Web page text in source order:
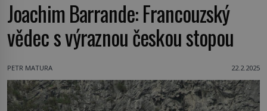
Joachim Barrande: Francouzský
vědec s výraznou českou stopou
PETR MATURA 22.2.2025